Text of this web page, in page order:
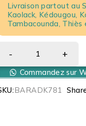
Livraison partout au
Kaolack, Kédougou,
Tambacounda, Thiès
Commandez sur
BARADK781